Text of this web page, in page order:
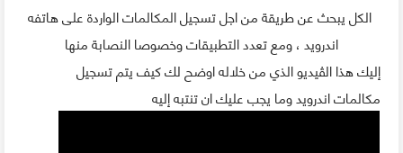
الكل يبحث عن طريقة من اجل تسجيل المكالمات الواردة على هاتفه
اندرويد ، ومع تعدد التطبيقات وخصوصا النصابة منها
إليك هذا الڤيديو الذي من خلاله اوضح لك كيف يتم تسجيل
مكالمات اندرويد وما يجب عليك ان تنتبه إليه